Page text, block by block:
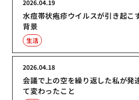
水痘帯状疱疹ウイルスが引き起こ
背景
2026.04.19
生活
会議で上の空を繰り返した私が発
て変わったこと
2026.04.18